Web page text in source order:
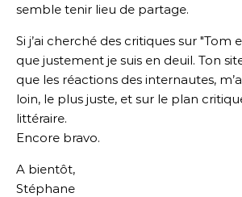
semble tenir lieu de partage.
Si j’ai cherché des critiques sur "Tom
que justement je suis en deuil. Ton
que les réactions des internautes,
loin, le plus juste, et sur le plan
littéraire.
Encore bravo.
A bientôt,
Stéphane